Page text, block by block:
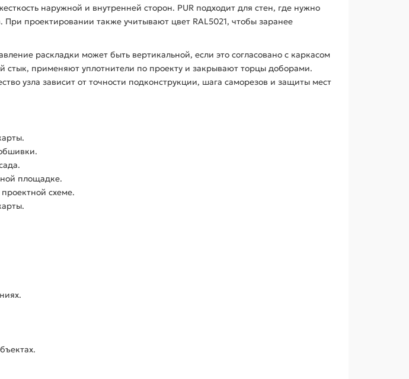
наружной и внутренней сторон. PUR подходит для стен, где нужно
проектировании также учитывают цвет RAL5021, чтобы заранее
раскладки может быть вертикальной, если это согласовано с каркасом
применяют уплотнители по проекту и закрывают торцы доборами.
узла зависит от точности подконструкции, шага саморезов и защиты мест
площадке.
схеме.